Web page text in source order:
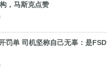
，马斯克点赞
罚单 司机坚称自己无辜：是FSD